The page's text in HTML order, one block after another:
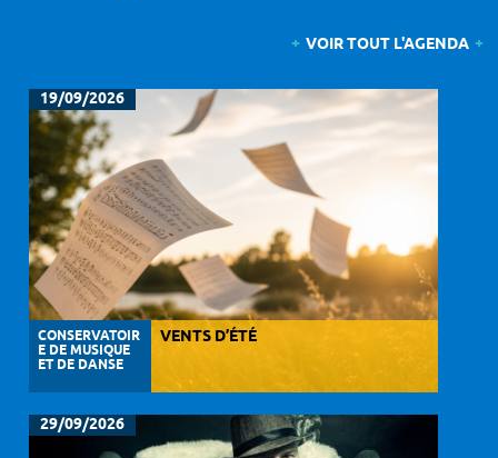
VOIR TOUT L'AGENDA
19/09/2026
CONSERVATOIR
E DE MUSIQUE
ET DE DANSE
VENTS D’ÉTÉ
29/09/2026